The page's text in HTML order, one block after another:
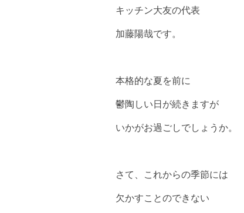
キッチン大友の代表
加藤陽哉です。
本格的な夏を前に
鬱陶しい日が続きますが
いかがお過ごしでしょうか。
さて、これからの季節には
欠かすことのできない